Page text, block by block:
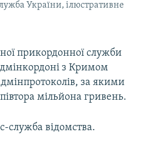
України, ілюстративне
прикордонної служби
з Кримом
за якими
мільйона гривень.
служба відомства.